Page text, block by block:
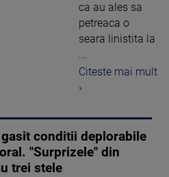
ca au ales sa
petreaca o
seara linistita la
...
Citeste mai mult
›
gasit conditii deplorabile
"Surprizele" din
trei stele